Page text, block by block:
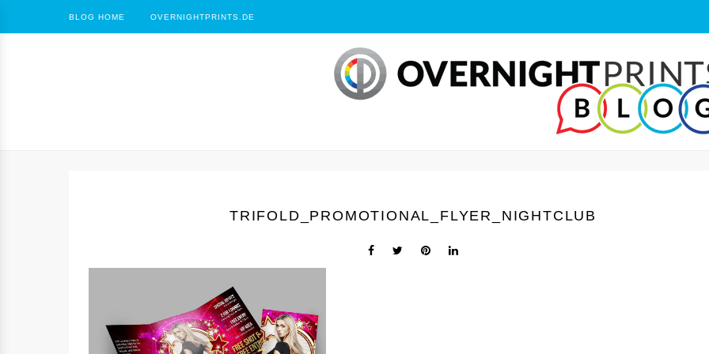
BLOG HOME OVERNIGHTPRINTS.DE
TRIFOLD_PROMOTIONAL_FLYER_NIGHTCLUB